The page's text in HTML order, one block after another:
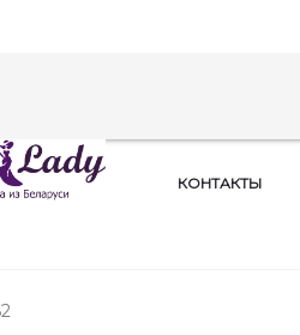
КОНТАКТЫ